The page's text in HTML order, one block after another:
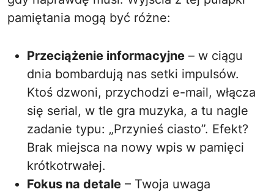
pamiętania mogą być różne:
Przeciążenie informacyjne – w ciągu
dnia bombardują nas setki impulsów.
Ktoś dzwoni, przychodzi e-mail, włącza
się serial, w tle gra muzyka, a tu nagle
zadanie typu: „Przynieś ciasto”. Efekt?
Brak miejsca na nowy wpis w pamięci
krótkotrwałej.
Fokus na detale – Twoja uwaga